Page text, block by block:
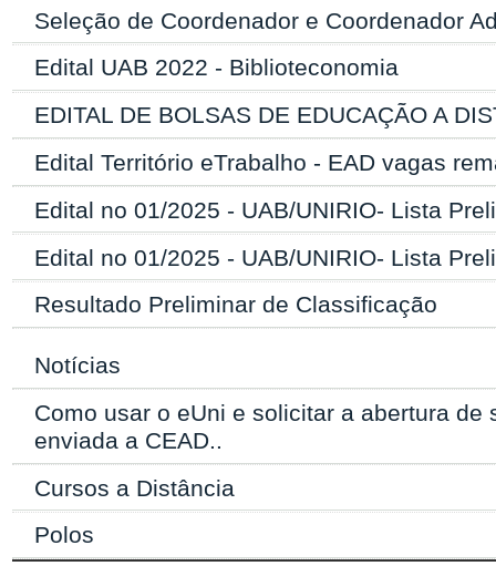
Seleção de Coordenador e Coordenador
Edital UAB 2022 - Biblioteconomia
EDITAL DE BOLSAS DE EDUCAÇÃO A
Edital Território eTrabalho - EAD vagas
Edital no 01/2025 - UAB/UNIRIO- Lista
Edital no 01/2025 - UAB/UNIRIO- Lista
Resultado Preliminar de Classificação
Notícias
Como usar o eUni e solicitar a abertura
enviada a CEAD..
Cursos a Distância
Polos